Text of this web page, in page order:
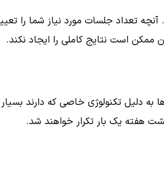
آنچه تعداد جلسات مورد نیاز شما را
است نتایج کاملی را ایجاد نکند.
دلیل تکنولوژی خاصی که دارند